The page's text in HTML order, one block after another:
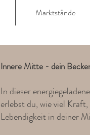
Marktstände
Innere Mitte - dein
In dieser
erlebst du, wie viel
Lebendigkeit in deiner